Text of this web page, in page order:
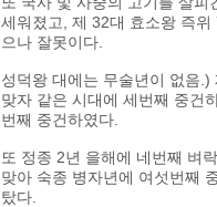
세워졌고, 제 32대 효소왕 즉
으나 잘못이다.
성덕왕 대에는 무술년이 없음
맞자 같은 시대에 세번째 중건
번째 중건하였다.
또 정종 2년 을해에 네번째 벼
맞아 숙종 병자년에 여섯번째
탔다.